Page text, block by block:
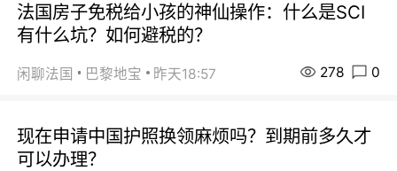
法国房子免税给小孩的神仙操作：什么是SCI
有什么坑？如何避税的？
闲聊法国 巴黎地宝 昨天18:57 278 0
现在申请中国护照换领麻烦吗？到期前多久才
可以办理？